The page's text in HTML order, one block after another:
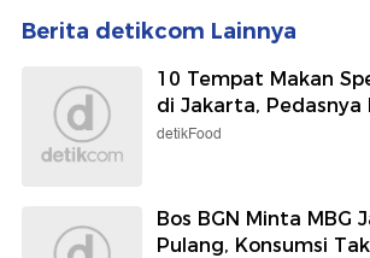
Berita detikcom Lainnya
10 Tempat Makan
di Jakarta, Pedasnya
detikFood
Bos BGN Minta MBG
Pulang, Konsumsi